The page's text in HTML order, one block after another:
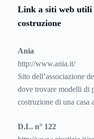
Link a siti web utili
costruzione
Ania
http://www.ania.it/
Sito dell’associazione
dove trovare modelli di
costruzione di una casa
D.L. n° 122